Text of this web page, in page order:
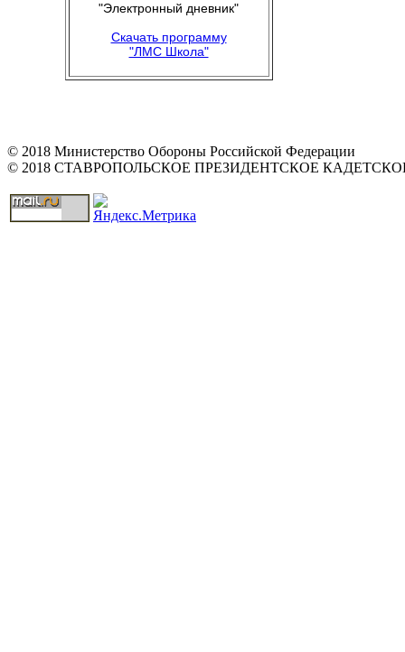
"Электронный дневник"
Скачать программу
"ЛМС Школа"
© 2018 Министерство Обороны Российской Федерации
© 2018 СТАВРОПОЛЬСКОЕ ПРЕЗИДЕНТСКОЕ